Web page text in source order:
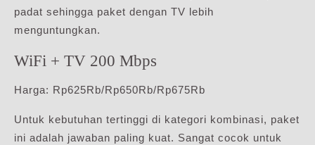
padat sehingga paket dengan TV lebih
menguntungkan.
WiFi + TV 200 Mbps
Harga: Rp625Rb/Rp650Rb/Rp675Rb
Untuk kebutuhan tertinggi di kategori kombinasi, paket
ini adalah jawaban paling kuat. Sangat cocok untuk